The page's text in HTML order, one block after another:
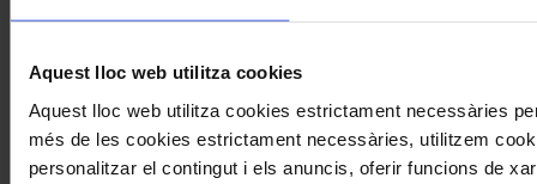
Aquest lloc web utilitza cookies
Aquest lloc web utilitza cookies estrictament necessàries
més de les cookies estrictament necessàries, utilitzem
personalitzar el contingut i els anuncis, oferir funcions de
Patrimoni